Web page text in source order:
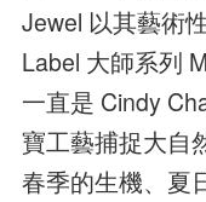
Jewel 以其藝術
Label 大師系列
一直是 Cindy
寶工藝捕捉大自
春季的生機、夏